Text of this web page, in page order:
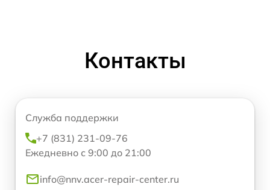
Контакты
Служба поддержки
+7 (831) 231-09-76
Ежедневно с 9:00 до 21:00
info@nnv.acer-repair-center.ru